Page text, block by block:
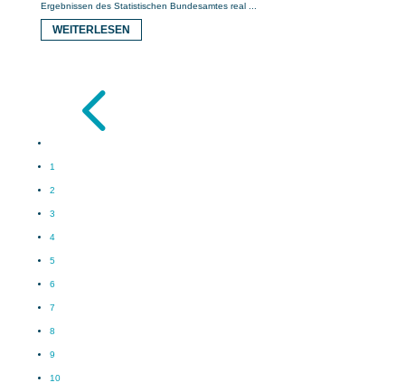
Ergebnissen des Statistischen Bundesamtes real ...
WEITERLESEN
4
1
2
3
4
5
6
7
8
9
10